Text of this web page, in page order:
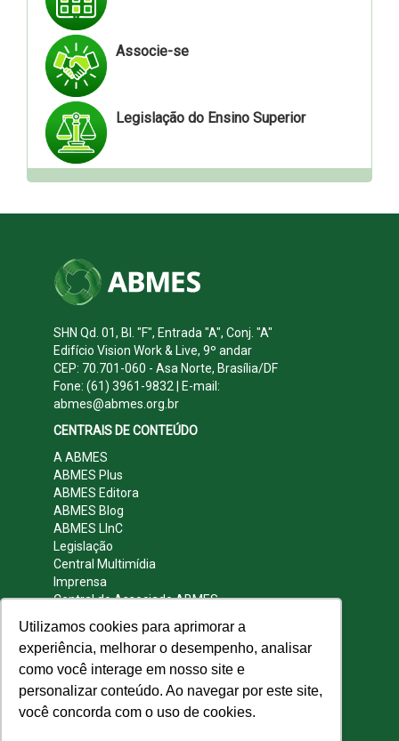
Utilizamos cookies para aprimorar a
experiência, melhorar o desempenho, analisar
como você interage em nosso site e
personalizar conteúdo. Ao navegar por este site,
você concorda com o uso de cookies.
Associe-se
Legislação do Ensino Superior
SHN Qd. 01, Bl. "F", Entrada "A", Conj. "A"
Edifício Vision Work & Live, 9º andar
CEP: 70.701-060 - Asa Norte, Brasília/DF
Fone: (61) 3961-9832 | E-mail:
abmes@abmes.org.br
CENTRAIS DE CONTEÚDO
A ABMES
ABMES Plus
ABMES Editora
ABMES Blog
ABMES LInC
Legislação
Central Multimídia
Imprensa
Central do Associado ABMES
REDES SOCIAIS